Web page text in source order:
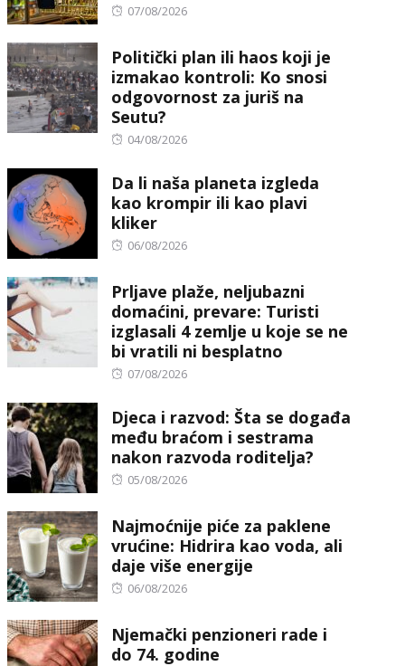
Posted
07/08/2026
Politički plan ili haos koji je
izmakao kontroli: Ko snosi
odgovornost za juriš na
Seutu?
Posted
04/08/2026
Da li naša planeta izgleda
kao krompir ili kao plavi
kliker
Posted
06/08/2026
Prljave plaže, neljubazni
domaćini, prevare: Turisti
izglasali 4 zemlje u koje se ne
bi vratili ni besplatno
Posted
07/08/2026
Djeca i razvod: Šta se događa
među braćom i sestrama
nakon razvoda roditelja?
Posted
05/08/2026
Najmoćnije piće za paklene
vrućine: Hidrira kao voda, ali
daje više energije
Posted
06/08/2026
Njemački penzioneri rade i
do 74. godine